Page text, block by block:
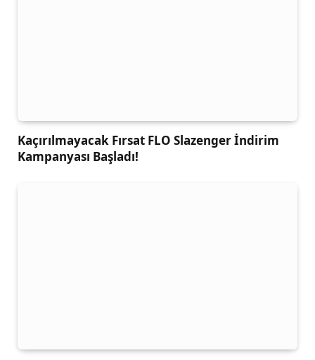
Kaçırılmayacak Fırsat FLO Slazenger İndirim
Kampanyası Başladı!